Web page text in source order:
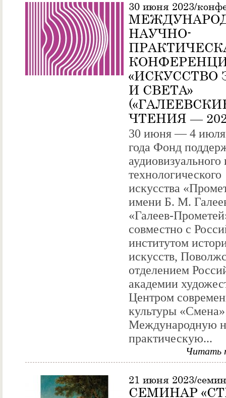
30 июня 2023/
НАУЧНО-
«ИСКУССТВО
И СВЕТА»
ЧТЕНИЯ —
30 июня — 4 июля
года Фонд
аудиовизуального
технологического
искусства
имени Б. М.
«Галеев-
совместно с
институтом
искусств,
отделением
академии
Центром
культуры
Международную
практическую...
Читать
21 июня 2023/
СЕМИНАР